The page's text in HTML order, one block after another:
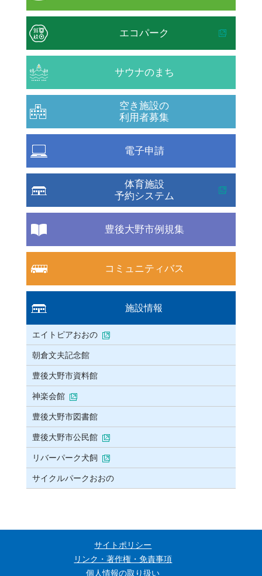
エコパーク
サウナのまち
空き施設の
利用者募集
電子申請
体育施設
予約システム
豊後大野市例規集
コミュニティバス
施設情報
エイトピアおおの
朝倉文夫記念館
豊後大野市資料館
神楽会館
豊後大野市図書館
豊後大野市公民館
リバーパーク犬飼
サイクルパークおおの
サイトポリシー
リンク・著作権・免責事項
個人情報の取り扱い